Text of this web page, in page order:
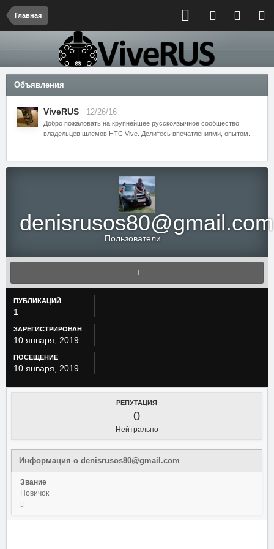
Главная
Объявления
ViveRUS 12/26/16
Добро пожаловать на крупнейшее русскоязычное сообщество
владельцев шлемов HTC Vive. Делитесь впечатлениями, опытом...
denisrusos80@gmail.com
Пользователи
ПУБЛИКАЦИЙ
1
ЗАРЕГИСТРИРОВАН
10 января, 2019
ПОСЕЩЕНИЕ
10 января, 2019
РЕПУТАЦИЯ
0
Нейтрально
Информация о denisrusos80@gmail.com
Звание
Новичок